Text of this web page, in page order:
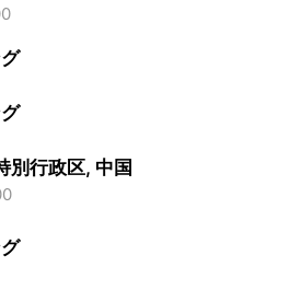
別行政区, 中国